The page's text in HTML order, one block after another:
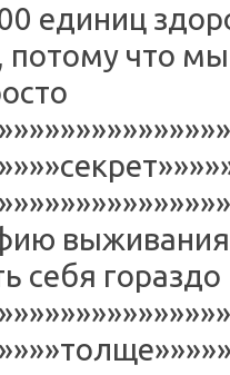
единиц
потому что
себя гораздо